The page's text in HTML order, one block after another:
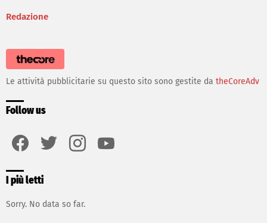
Redazione
Le attività pubblicitarie su questo sito sono gestite da theCoreAdv
Follow us
I più letti
Sorry. No data so far.